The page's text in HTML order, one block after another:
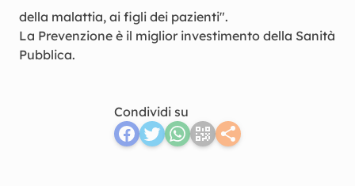
della malattia, ai figli dei pazienti".
La Prevenzione è il miglior investimento della Sanità
Pubblica.
Condividi su